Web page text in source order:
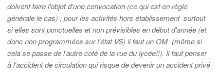
doivent faire l'objet d'une convocation (ce qui est en règle
générale le cas) ; pour les activités hors établissement surtout
si elles sont ponctuelles et non prévisibles en début d'année (et
donc non programmées sur l'état VS) il faut un OM (même si
cela se passe de l'autre coté de la rue du lycée!!). Il faut penser
à l'accident de circulation qui risque de devenir un accident privé